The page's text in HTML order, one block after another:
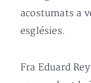
acostumats a
esglésies.
Fra Eduard